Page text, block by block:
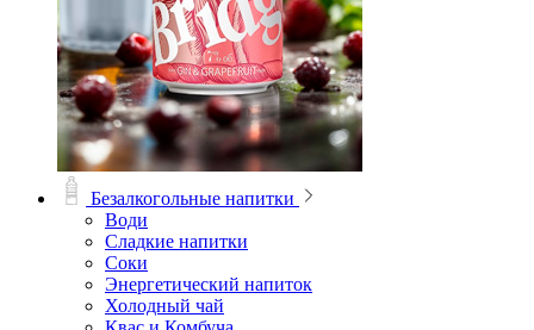
Безалкогольные напитки
Води
Сладкие напитки
Соки
Энергетический напиток
Холодный чай